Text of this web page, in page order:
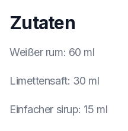
Zutaten
Weißer rum: 60 ml
Limettensaft: 30 ml
Einfacher sirup: 15 ml